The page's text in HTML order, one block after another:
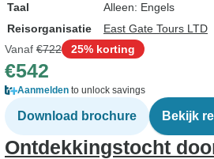
Taal
Alleen: Engels
Reisorganisatie
East Gate Tours LTD
Vanaf €722 25% korting
€542
Aanmelden to unlock savings
Download brochure Bekijk
Ontdekkingstocht